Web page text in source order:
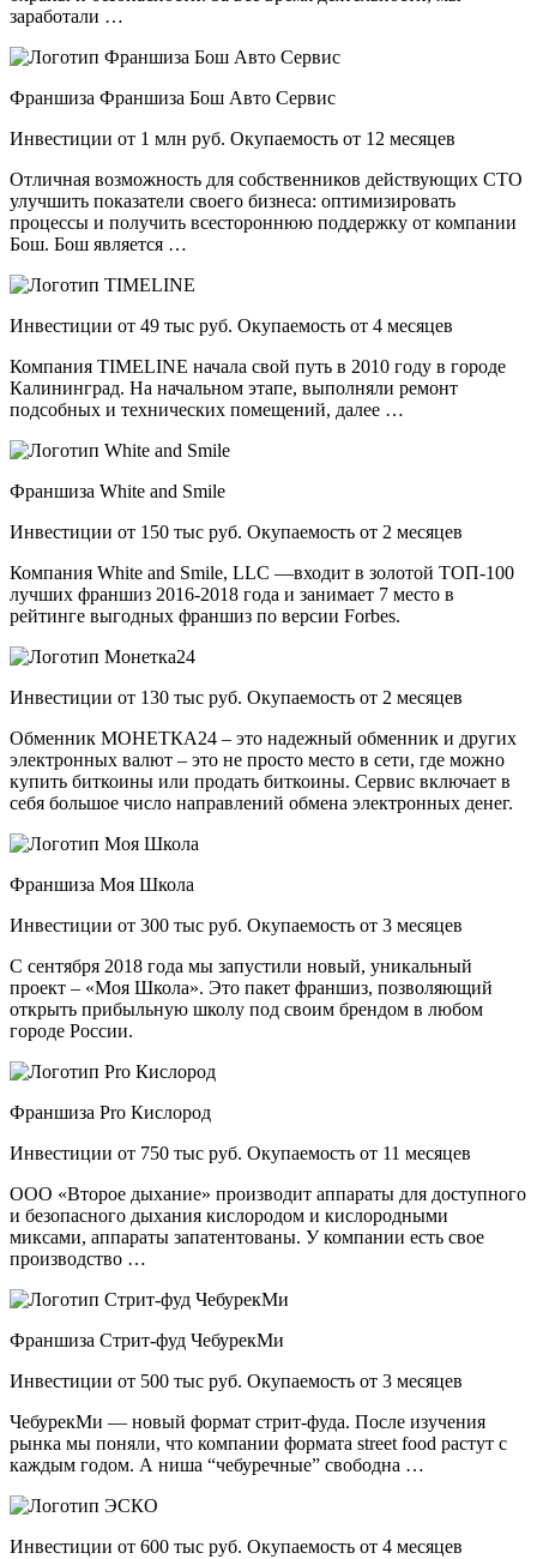
заработали …
Франшиза Франшиза Бош Авто Сервис
Инвестиции от 1 млн руб. Окупаемость от 12 месяцев
Отличная возможность для собственников действующих СТО
улучшить показатели своего бизнеса: оптимизировать
процессы и получить всестороннюю поддержку от компании
Бош. Бош является …
Инвестиции от 49 тыс руб. Окупаемость от 4 месяцев
Компания TIMELINE начала свой путь в 2010 году в городе
Калининград. На начальном этапе, выполняли ремонт
подсобных и технических помещений, далее …
Франшиза White and Smile
Инвестиции от 150 тыс руб. Окупаемость от 2 месяцев
Компания White and Smile, LLC —входит в золотой ТОП-100
лучших франшиз 2016-2018 года и занимает 7 место в
рейтинге выгодных франшиз по версии Forbes.
Инвестиции от 130 тыс руб. Окупаемость от 2 месяцев
Обменник МОНЕТКА24 – это надежный обменник и других
электронных валют – это не просто место в сети, где можно
купить биткоины или продать биткоины. Сервис включает в
себя большое число направлений обмена электронных денег.
Франшиза Моя Школа
Инвестиции от 300 тыс руб. Окупаемость от 3 месяцев
С сентября 2018 года мы запустили новый, уникальный
проект – «Моя Школа». Это пакет франшиз, позволяющий
открыть прибыльную школу под своим брендом в любом
городе России.
Франшиза Pro Кислород
Инвестиции от 750 тыс руб. Окупаемость от 11 месяцев
ООО «Второе дыхание» производит аппараты для доступного
и безопасного дыхания кислородом и кислородными
миксами, аппараты запатентованы. У компании есть свое
производство …
Франшиза Стрит-фуд ЧебурекМи
Инвестиции от 500 тыс руб. Окупаемость от 3 месяцев
ЧебурекМи — новый формат стрит-фуда. После изучения
рынка мы поняли, что компании формата street food растут с
каждым годом. А ниша “чебуречные” свободна …
Инвестиции от 600 тыс руб. Окупаемость от 4 месяцев